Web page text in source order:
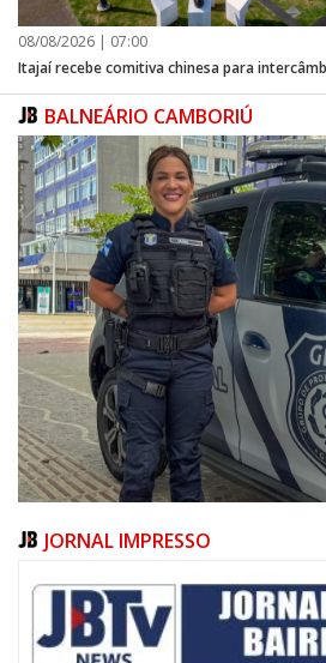
08/08/2026 | 07:00
Itajaí recebe comitiva chinesa para
BALNEÁRIO CAMBORIÚ
08/08/2026 | 07:00
JORNAL IMPRESSO